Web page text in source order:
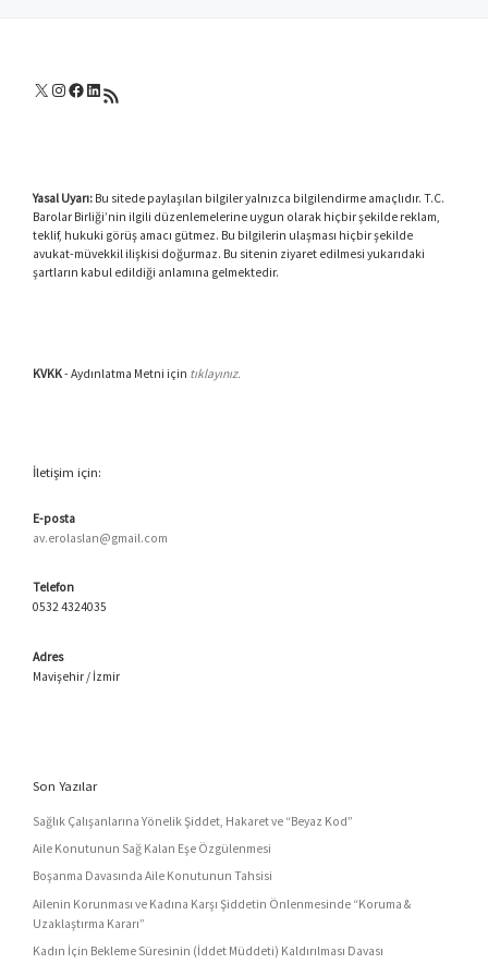
X Instagram
Facebook
LinkedIn
RSS akışı
Yasal Uyarı:Bu sitede paylaşılan bilgiler yalnızca bilgilendirme amaçlıdır. T.C.
Barolar Birliği’nin ilgili düzenlemelerine uygun olarak hiçbir şekilde reklam,
teklif, hukuki görüş amacı gütmez. Bu bilgilerin ulaşması hiçbir şekilde
avukat-müvekkil ilişkisi doğurmaz. Bu sitenin ziyaret edilmesi yukarıdaki
şartların kabul edildiği anlamına gelmektedir.
KVKK- Aydınlatma Metni için tıklayınız.
İletişim için:
E-posta
av.erolaslan@gmail.com
Telefon
0532 4324035
Adres
Mavişehir / İzmir
Son Yazılar
Sağlık Çalışanlarına Yönelik Şiddet, Hakaret ve “Beyaz Kod”
Aile Konutunun Sağ Kalan Eşe Özgülenmesi
Boşanma Davasında Aile Konutunun Tahsisi
Ailenin Korunması ve Kadına Karşı Şiddetin Önlenmesinde “Koruma &
Uzaklaştırma Kararı”
Kadın İçin Bekleme Süresinin (İddet Müddeti) Kaldırılması Davası